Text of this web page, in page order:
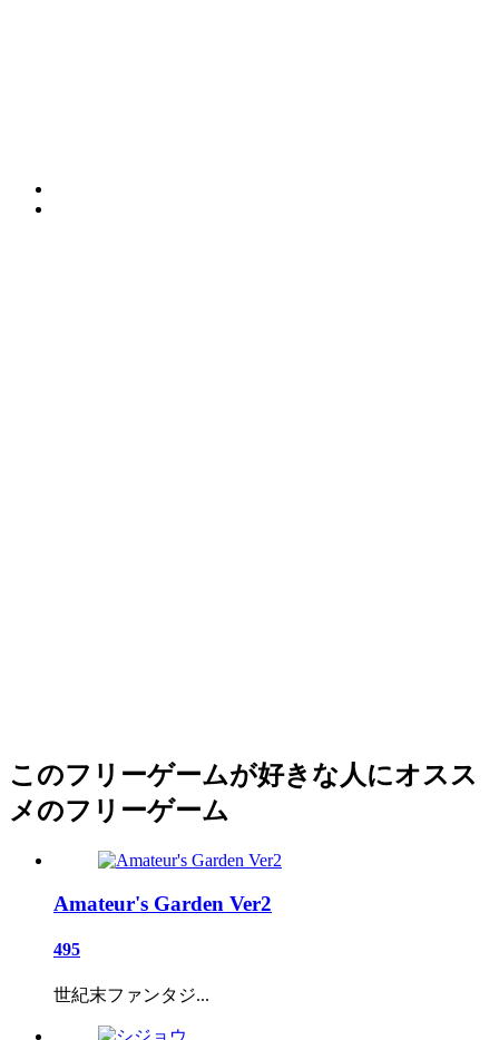
このフリーゲームが好きな人にオスス
メのフリーゲーム
Amateur's Garden Ver2
495
世紀末ファンタジ...